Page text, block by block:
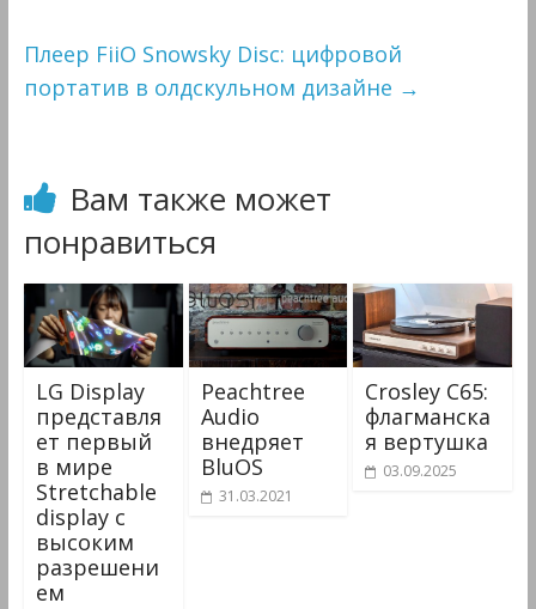
Плеер FiiO Snowsky Disc: цифровой
портатив в олдскульном дизайне →
Вам также может
понравиться
LG Display
представля
ет первый
в мире
Stretchable
display с
высоким
разрешени
ем
Peachtree
Audio
внедряет
BluOS
31.03.2021
Crosley C65:
флагманска
я вертушка
03.09.2025